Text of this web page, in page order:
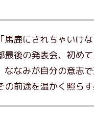
鹿にされちゃいけ
後の発表会、初め
ななみが自分の意
前途を温かく照ら